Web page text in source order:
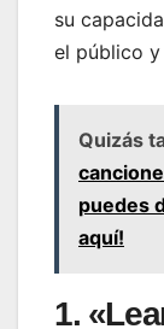
su
el público
Quizás
puedes
aquí!
1.